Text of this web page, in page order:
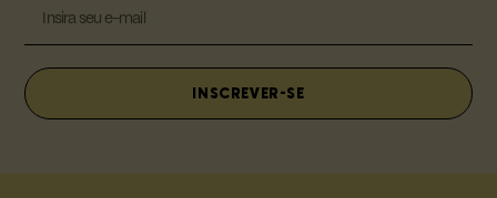
INSCREVER-SE